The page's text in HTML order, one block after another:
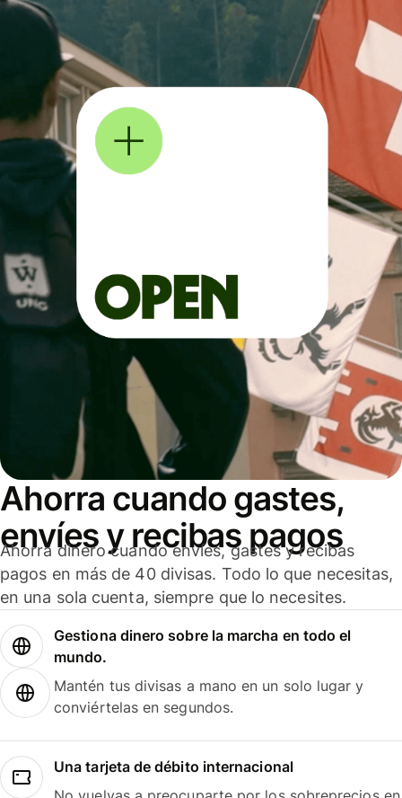
Ahorra cuando gastes,
envíes y recibas pagos
Ahorra dinero cuando envíes, gastes y recibas
pagos en más de 40 divisas. Todo lo que necesitas,
en una sola cuenta, siempre que lo necesites.
Gestiona dinero sobre la marcha en todo el
mundo.
Mantén tus divisas a mano en un solo lugar y
conviértelas en segundos.
Una tarjeta de débito internacional